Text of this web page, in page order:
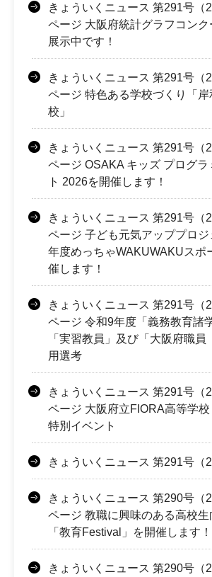
きょういくニュース 第291号（
ページ 大阪府統計グラフコン
展示中です！
きょういくニュース 第291号（
ページ 特色ある学校づくり「
校」
きょういくニュース 第291号（
ページ OSAKA キッズ プログラ
ト 2026を開催します！
きょういくニュース 第291号（
ページ 子ども元気アッププロ
年度めっちゃWAKUWAKUスポ
催します！
きょういくニュース 第291号（
ページ 令和9年度「義務教育諸
「実習教員」及び「大阪府職員
用選考
きょういくニュース 第291号（
ページ 大阪府立FIORA高等学
特別イベント
きょういくニュース 第291号（
きょういくニュース 第290号（
ページ 教職に興味のある高校生
「教育Festival」を開催します！
きょういくニュース 第290号（